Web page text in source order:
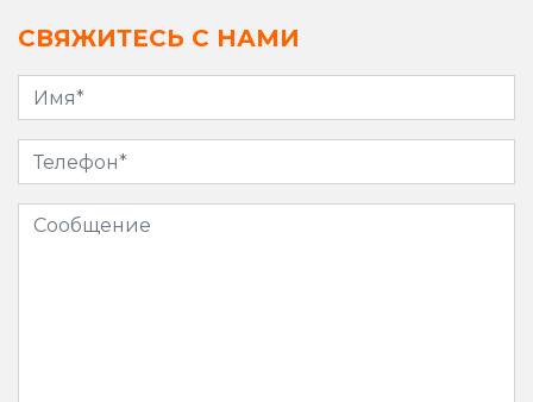
СВЯЖИТЕСЬ С НАМИ